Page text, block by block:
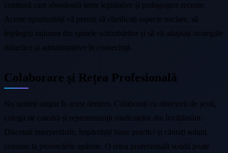
continuă care abordează teme legislative și pedagogice recente.
Aceste oportunități vă permit să clarificați aspecte neclare, să
înțelegeți rațiunea din spatele schimbărilor și să vă adaptați strategiile
didactice și administrative în consecință.
Colaborare și Rețea Profesională
Nu sunteți singur în acest demers. Colaborați cu directorii de școli,
colegii de catedră și reprezentanții sindicatelor din învățământ.
Discutați interpretările, împărtășiți bune practici și căutați soluții
comune la provocările apărute. O rețea profesională solidă poate